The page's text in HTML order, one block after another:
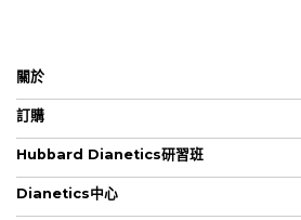
關於
訂購
Hubbard Dianetics研習班
Dianetics中心